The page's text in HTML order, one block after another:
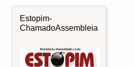
Estopim-
ChamadoAssembleia